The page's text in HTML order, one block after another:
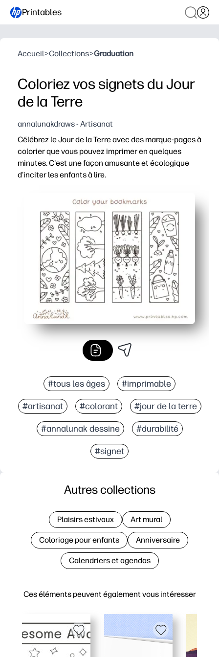
Printables
Accueil>Collections>Graduation
Coloriez vos signets du Jour
de la Terre
annalunakdraws - Artisanat
Célébrez le Jour de la Terre avec des marque-pages à
colorier que vous pouvez imprimer en quelques
minutes. C'est une façon amusante et écologique
d'inciter les enfants à lire.
Pas de préparation : il suffit d'imprimer, de colorier, de
Des icônes et des messages respectueux de
Des résultats personnalisés : les enfants sont
Polyvalent pour la classe, la bibliothèque ou la
#tous les âges #imprimable
#artisanat #colorant #jour de la terre
#annalunak dessine #durabilité
#signet
Ces éléments peuvent également vous intéresser
Autres collections
Plaisirs estivaux Art mural
Coloriage pour enfants Anniversaire
Calendriers et agendas